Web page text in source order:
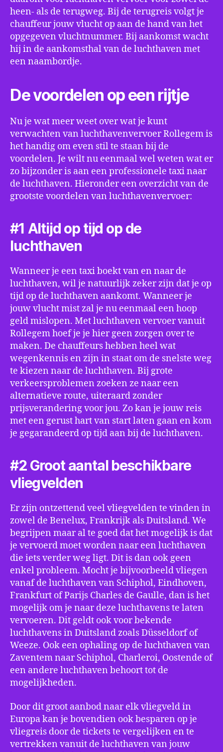
heen- als de terugweg. Bij de terugreis volgt je
chauffeur jouw vlucht op aan de hand van het
opgegeven vluchtnummer. Bij aankomst wacht
hij in de aankomsthal van de luchthaven met
een naambordje.
De voordelen op een rijtje
Nu je wat meer weet over wat je kunt
verwachten van luchthavenvervoer Rollegem is
het handig om even stil te staan bij de
voordelen. Je wilt nu eenmaal wel weten wat er
zo bijzonder is aan een professionele taxi naar
de luchthaven. Hieronder een overzicht van de
grootste voordelen van luchthavenvervoer:
#1 Altijd op tijd op de
luchthaven
Wanneer je een taxi boekt van en naar de
luchthaven, wil je natuurlijk zeker zijn dat je op
tijd op de luchthaven aankomt. Wanneer je
jouw vlucht mist zal je nu eenmaal een hoop
geld mislopen. Met luchthaven vervoer vanuit
Rollegem hoef je je hier geen zorgen over te
maken. De chauffeurs hebben heel wat
wegenkennis en zijn in staat om de snelste weg
te kiezen naar de luchthaven. Bij grote
verkeersproblemen zoeken ze naar een
alternatieve route, uiteraard zonder
prijsverandering voor jou. Zo kan je jouw reis
met een gerust hart van start laten gaan en kom
je gegarandeerd op tijd aan bij de luchthaven.
#2 Groot aantal beschikbare
vliegvelden
Er zijn ontzettend veel vliegvelden te vinden in
zowel de Benelux, Frankrijk als Duitsland. We
begrijpen maar al te goed dat het mogelijk is dat
je vervoerd moet worden naar een luchthaven
die iets verder weg ligt. Dit is dan ook geen
enkel probleem. Mocht je bijvoorbeeld vliegen
vanaf de luchthaven van Schiphol, Eindhoven,
Frankfurt of Parijs Charles de Gaulle, dan is het
mogelijk om je naar deze luchthavens te laten
vervoeren. Dit geldt ook voor bekende
luchthavens in Duitsland zoals Düsseldorf of
Weeze. Ook een ophaling op de luchthaven van
Zaventem naar Schiphol, Charleroi, Oostende of
een andere luchthaven behoort tot de
mogelijkheden.
Door dit groot aanbod naar elk vliegveld in
Europa kan je bovendien ook besparen op je
vliegreis door de tickets te vergelijken en te
vertrekken vanuit de luchthaven van jouw